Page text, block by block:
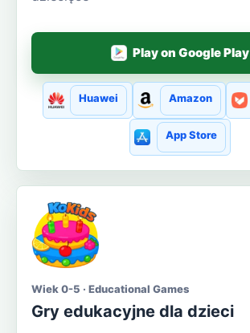
Play on Google Play
Huawei Amazon
App Store
Wiek 0-5 · Educational Games
Gry edukacyjne dla dzieci